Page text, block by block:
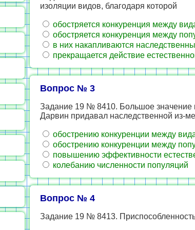
изоляции видов, благодаря которой
обостряется конкуренция между
обостряется конкуренция между
в них накапливаются
прекращается действие
Вопрос № 3
Задание 19 № 8410. Большое значение
Дарвин придавал наследственной из-
обострению конкуренции между
обострению конкуренции между
повышению эффективности
колебанию численности популяций
Вопрос № 4
Задание 19 № 8413.